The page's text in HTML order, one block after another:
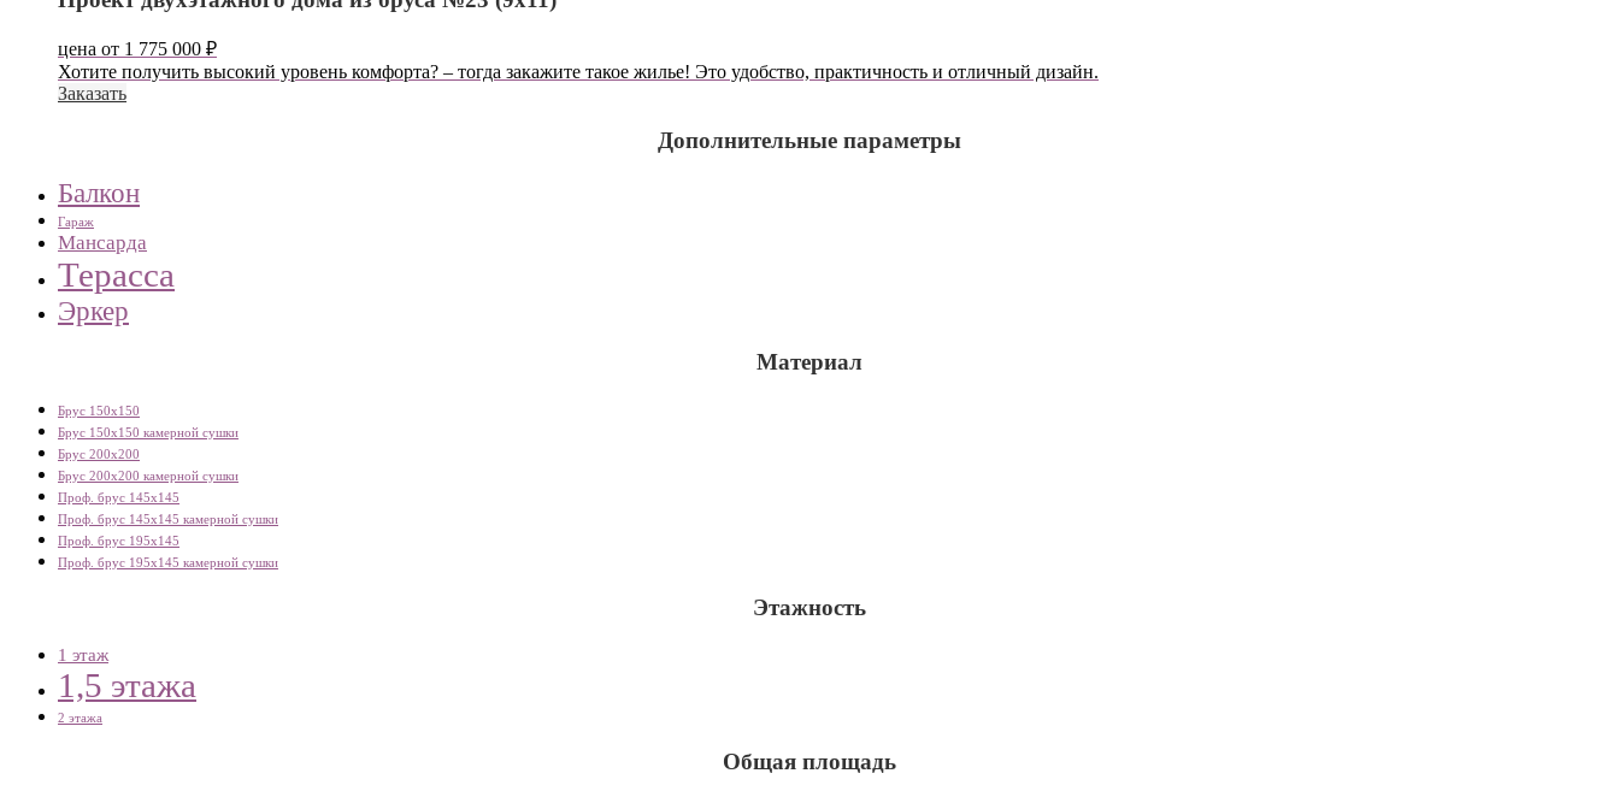
цена от 1 775 000 ₽
Хотите получить высокий уровень комфорта? – тогда закажите такое жилье! Это удобство, практичность и отличный дизайн.
Заказать
Дополнительные параметры
Балкон
Гараж
Мансарда
Терасса
Эркер
Материал
Брус 150х150
Брус 150х150 камерной сушки
Брус 200х200
Брус 200х200 камерной сушки
Проф. брус 145х145
Проф. брус 145х145 камерной сушки
Проф. брус 195х145
Проф. брус 195х145 камерной сушки
Этажность
1 этаж
1,5 этажа
2 этажа
Общая площадь